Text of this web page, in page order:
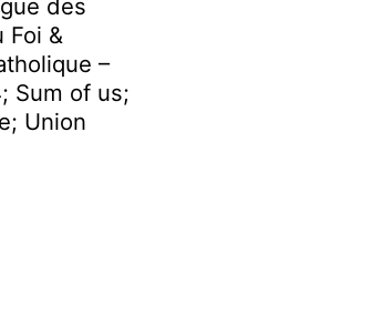
des
Foi &
–
Sum of us;
Union